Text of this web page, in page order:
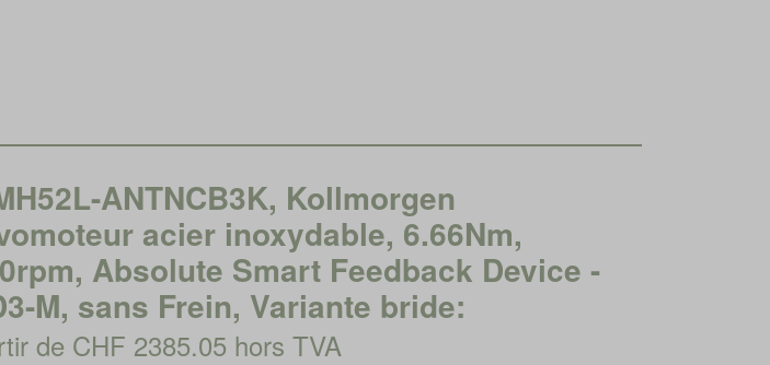
ANTNCB3K, Kollmorgen
acier inoxydable, 6.66Nm,
Absolute Smart Feedback Device -
M, sans Frein, Variante bride:
de CHF 2385.05 hors TVA